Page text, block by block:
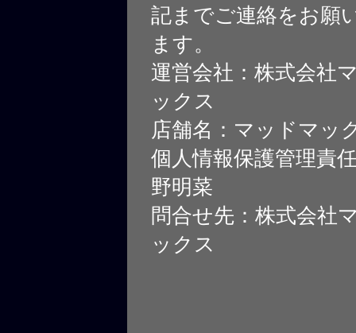
記までご連絡をお願
ます。
運営会社：株式会社
ックス
店舗名：マッドマッ
個人情報保護管理責
野明菜
問合せ先：株式会社
ックス